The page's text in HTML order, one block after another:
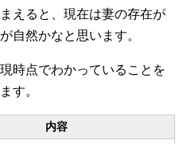
えると、現在は妻の存在が
自然かなと思います。
時点でわかっていることを
す。
内容